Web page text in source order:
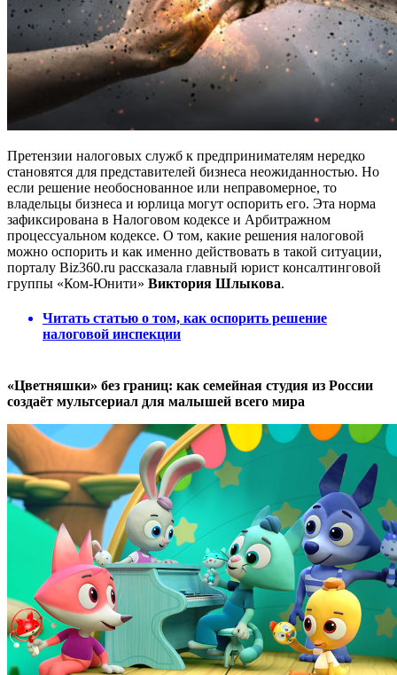
Претензии налоговых служб к предпринимателям нередко
становятся для представителей бизнеса неожиданностью. Но
если решение необоснованное или неправомерное, то
владельцы бизнеса и юрлица могут оспорить его. Эта норма
зафиксирована в Налоговом кодексе и Арбитражном
процессуальном кодексе. О том, какие решения налоговой
можно оспорить и как именно действовать в такой ситуации,
порталу Biz360.ru рассказала главный юрист консалтинговой
группы «Ком-Юнити» Виктория Шлыкова.
Читать статью о том, как оспорить решение
налоговой инспекции
«Цветняшки» без границ: как семейная студия из России
создаёт мультсериал для малышей всего мира